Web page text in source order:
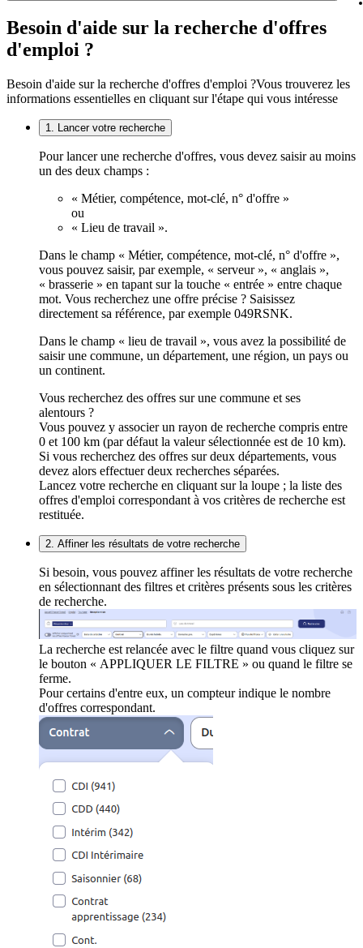
Besoin d'aide sur la recherche d'offres
d'emploi ?
Besoin d'aide sur la recherche d'offres d'emploi ?Vous trouverez les
informations essentielles en cliquant sur l'étape qui vous intéresse
1. Lancer votre recherche
Pour lancer une recherche d'offres, vous devez saisir au moins
un des deux champs :
« Métier, compétence, mot-clé, n° d'offre »
ou
« Lieu de travail ».
Dans le champ « Métier, compétence, mot-clé, n° d'offre »,
vous pouvez saisir, par exemple, « serveur », « anglais »,
« brasserie » en tapant sur la touche « entrée » entre chaque
mot. Vous recherchez une offre précise ? Saisissez
directement sa référence, par exemple 049RSNK.
Dans le champ « lieu de travail », vous avez la possibilité de
saisir une commune, un département, une région, un pays ou
un continent.
Vous recherchez des offres sur une commune et ses
alentours ?
Vous pouvez y associer un rayon de recherche compris entre
0 et 100 km (par défaut la valeur sélectionnée est de 10 km).
Si vous recherchez des offres sur deux départements, vous
devez alors effectuer deux recherches séparées.
Lancez votre recherche en cliquant sur la loupe ; la liste des
offres d'emploi correspondant à vos critères de recherche est
restituée.
2. Affiner les résultats de votre recherche
Si besoin, vous pouvez affiner les résultats de votre recherche
en sélectionnant des filtres et critères présents sous les critères
de recherche.
La recherche est relancée avec le filtre quand vous cliquez sur
le bouton « APPLIQUER LE FILTRE » ou quand le filtre se
ferme.
Pour certains d'entre eux, un compteur indique le nombre
d'offres correspondant.